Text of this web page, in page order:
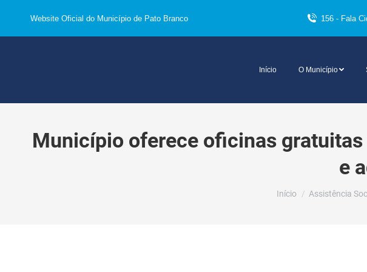
Website Oficial do Município de Pato Branco 156 - Fala
Início O Município
Município oferece oficinas
e
Você está aqui:
Início Assistência